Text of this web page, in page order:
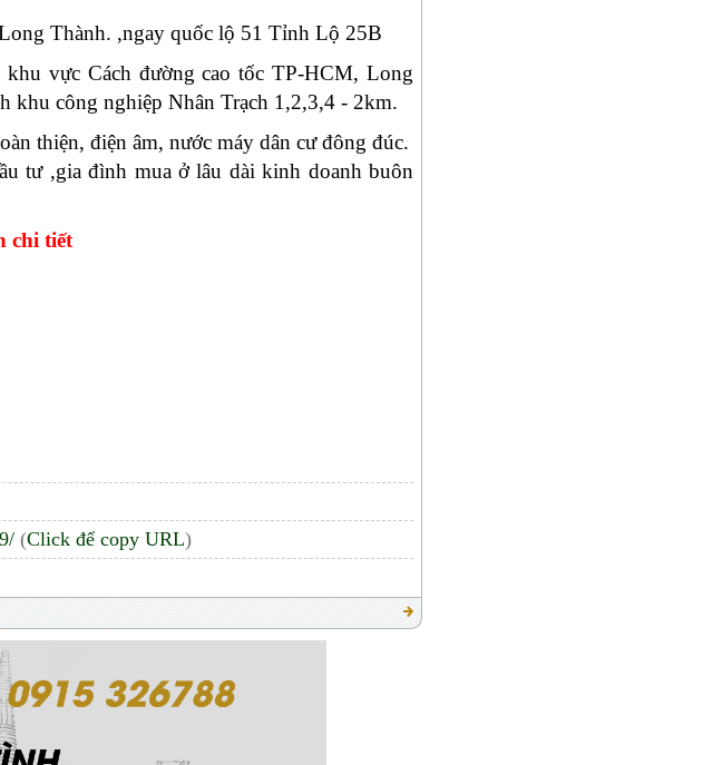
Thành. ,ngay quốc lộ 51 Tỉnh Lộ 25B
vực Cách đường cao tốc TP-HCM, Long
khu công nghiệp Nhân Trạch 1,2,3,4 - 2km.
thiện, điện âm, nước máy dân cư đông đúc.
tư ,gia đình mua ở lâu dài kinh doanh buôn
chi tiết
(Click để copy URL)